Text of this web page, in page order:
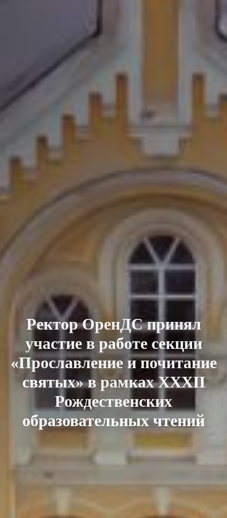
Ректор ОренДС принял
участие в работе секции
«Прославление и почитание
святых» в рамках XXXII
Рождественских
образовательных чтений